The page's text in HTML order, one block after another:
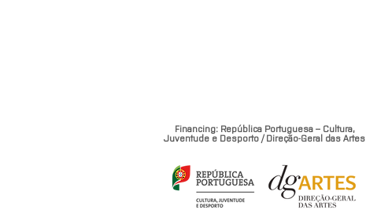
Financing: República Portuguesa – Cultura,
Juventude e Desporto / Direção-Geral das Artes